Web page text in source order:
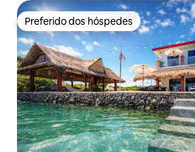
Preferido dos hóspedes
Preferido dos hóspedes